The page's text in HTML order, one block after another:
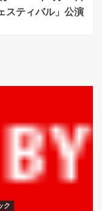
スティバル」公演
ク